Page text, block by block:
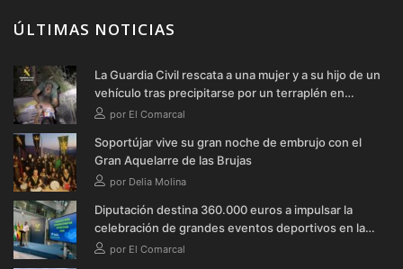
ÚLTIMAS NOTICIAS
La Guardia Civil rescata a una mujer y a su hijo de un
vehículo tras precipitarse por un terraplén en
Soportújar
por El Comarcal
Soportújar vive su gran noche de embrujo con el
Gran Aquelarre de las Brujas
por Delia Molina
Diputación destina 360.000 euros a impulsar la
celebración de grandes eventos deportivos en la
provincia durante 2026
por El Comarcal